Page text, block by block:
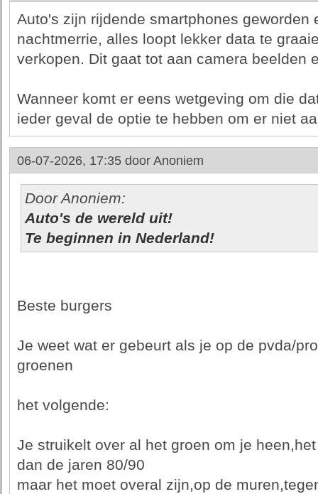
Auto's zijn rijdende smartphones geworden
nachtmerrie, alles loopt lekker data te
verkopen. Dit gaat tot aan camera beelden
Wanneer komt er eens wetgeving om die
ieder geval de optie te hebben om er niet
06-07-2026, 17:35 door Anoniem
Door Anoniem:
Auto's de wereld uit!
Te beginnen in Nederland!
Beste burgers
Je weet wat er gebeurt als je op de pvda/
groenen
het volgende:
Je struikelt over al het groen om je
dan de jaren 80/90
maar het moet overal zijn,op de